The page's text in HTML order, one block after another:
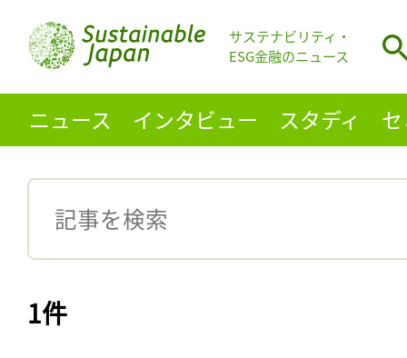
サステナビリティ・
ESG金融のニュース
ニュース インタビュー スタディ
1件